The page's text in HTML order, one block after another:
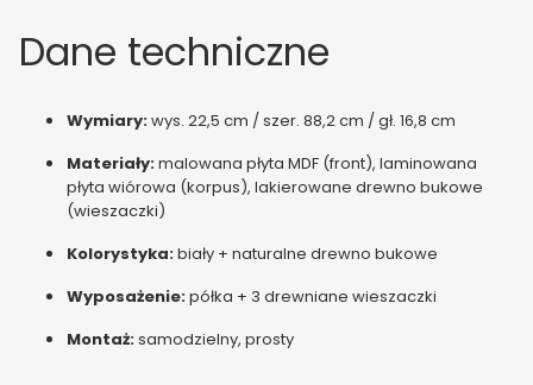
Dane techniczne
Wymiary:wys. 22,5 cm / szer. 88,2 cm / gł. 16,8 cm
Materiały:malowana płyta MDF (front), laminowana
płyta wiórowa (korpus), lakierowane drewno bukowe
(wieszaczki)
Kolorystyka:biały + naturalne drewno bukowe
Wyposażenie:półka + 3 drewniane wieszaczki
Montaż:samodzielny, prosty